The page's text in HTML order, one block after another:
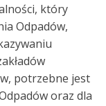
który
Odpadów,
potrzebne jest
oraz dla